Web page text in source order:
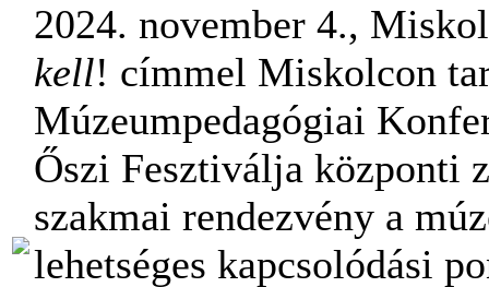
2024. november 4.,
kell! címmel Miskolcon
Múzeumpedagógiai
Őszi Fesztiválja központi
szakmai rendezvény a
lehetséges kapcsolódási